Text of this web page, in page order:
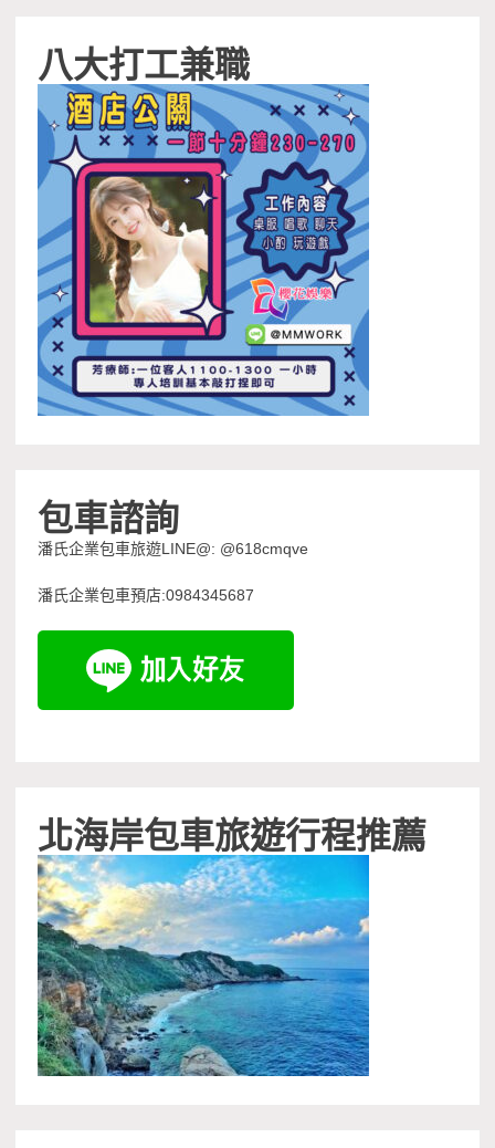
八大打工兼職
包車諮詢
潘氏企業包車旅遊LINE@: @618cmqve
潘氏企業包車預店:0984345687
北海岸包車旅遊行程推薦